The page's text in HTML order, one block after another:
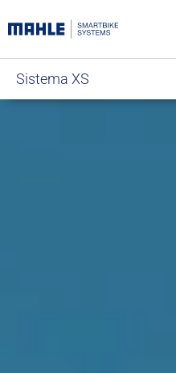
Sistema XS